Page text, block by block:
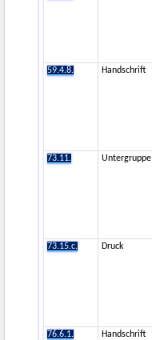
59.4.8.
Handschrift
73.11.
Untergruppe
73.15.c.
Druck
76.6.1. Handschrift